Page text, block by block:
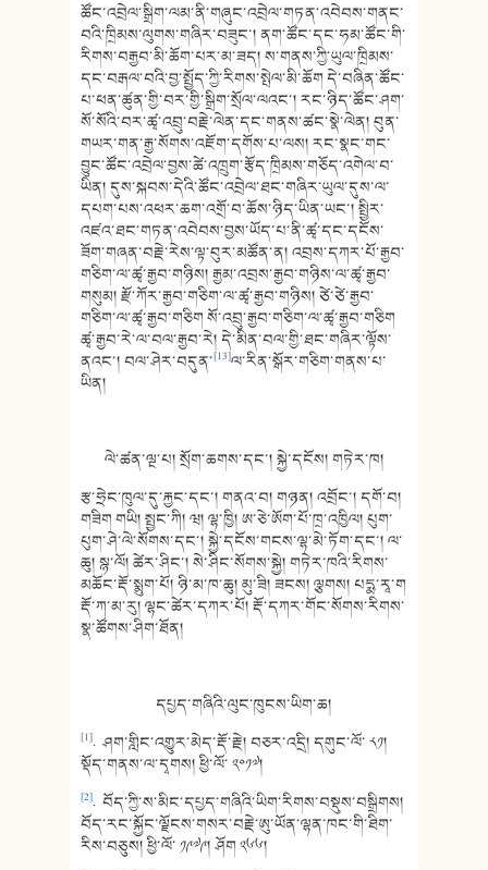
ཚོང་འབྲེལ་སྒྲིག་ལམ་ནི་གཞུང་འབྲེལ་གཏན་འབེབས་གནང་
བའི་ཁྲིམས་ལུགས་གཞིར་བཟུང་། ནག་ཚོང་དང་ཧམ་ཚོང་གི་
རིགས་བརྒྱབ་མི་ཆོག་པར་མ་ཟད། ས་གནས་ཀྱི་ཡུལ་ཁྲིམས་
དང་བརྒལ་བའི་བྱ་སྤྱོད་ཀྱི་རིགས་སྤེལ་མི་ཆོག དེ་བཞིན་ཚོང་
པ་ཕན་ཚུན་གྱི་བར་གྱི་སྒྲིག་སྲོལ་ལའང་། རང་ཉིད་ཚོང་ཤག་
སོ་སོའི་བར་ཚྭ་འབྲུ་བརྗེ་ལེན་དང་གནས་ཚང་སྣེ་ལེན། བུན་
གཡར་གན་རྒྱ་སོགས་འཇོག་དགོས་པ་ལས། རང་སྣང་གང་
བྱུང་ཚོང་འབྲེལ་བྱས་ཚེ་འཁྲུག་རྩོད་ཁྲིམས་གཅོད་འགེལ་བ་
ཡིན། དུས་སྐབས་དེའི་ཚོང་འབྲེལ་ཐང་གཞིར་ཡུལ་དུས་ལ་
དཔག་པས་འཕར་ཆག་འགྲོ་བ་ཆོས་ཉིད་ཡིན་ཡང་། སྤྱིར་
འཛའ་ཐང་གཏན་འབེབས་བྱས་ཡོད་པ་ནི་ཚྭ་དང་དངོས་
ཟོག་གཞན་བརྗེ་རེས་ལྟ་བུར་མཚོན་ན། འབྲས་དཀར་པོ་རྒྱབ་
གཅིག་ལ་ཚྭ་རྒྱབ་གཉིས། རྒྱམ་འབྲས་རྒྱབ་གཉིས་ལ་ཚྭ་རྒྱབ་
གསུམ། རྫོ་ཀོར་རྒྱབ་གཅིག་ལ་ཚྭ་རྒྱབ་གཉིས། ཙེ་ཙེ་རྒྱབ་
གཅིག་ལ་ཚྭ་རྒྱབ་གཅིག སོ་འབྲུ་རྒྱབ་གཅིག་ལ་ཚྭ་རྒྱབ་གཅིག
ཚྭ་རྒྱབ་རེ་ལ་བལ་རྒྱབ་རེ། དེ་མིན་བལ་གྱི་ཐང་གཞིར་ལྟོས་
ནའང་། བལ་ཤེར་བདུན་[13]ལ་རིན་སྒོར་གཅིག་གནས་པ་
ཡིན།
ལེ་ཚན་ལྔ་པ། སྲོག་ཆགས་དང་། སྐྱེ་དངོས། གཏེར་ཁ།
རྩ་ཧྲེང་ཁུལ་དུ་རྐྱང་དང་། གནའ་བ། གཉན། འབྲོང་། དགོ་བ།
གཟིག གཡི། སྤྱང་ཀི། ཝ། ལྷ་ཁྱི། ཨ་ཅེ་ཨོག་པོ་ཁྲ་འཁྱིལ། པུག་
པུག་ཤེ་ལེ་སོགས་དང་། སྐྱེ་དངོས་གངས་ལྷ་མེ་ཏོག་དང་། ལ་
ཆུ། སྙ་ལོ། ཚེར་ཤིང་། སེ་ཤིང་སོགས་སྐྱེ། གཏེར་ཁའི་རིགས་
མཆོང་རྡོ་སྨུག་པོ། ཉི་མ་ཁ་ཆུ། མུ་ཟི། ཟངས། ལྕགས། པདྨ་རཱ་ག
རྡོ་ཀ་མ་རུ། ལྷང་ཚེར་དཀར་པོ། རྡོ་དཀར་གོང་སོགས་རིགས་
སྣ་ཚོགས་ཤིག་ཐོན།
དཔྱད་གཞིའི་ལུང་ཁུངས་ཡིག་ཆ།
[1]. ཤག་གླིང་འགྱུར་མེད་རྡོ་རྗེ། བཅར་འདྲི། དགུང་ལོ་ ༨༡།
སྡོད་གནས་ལ་དྭགས། ཕྱི་ལོ་ ༢༠༡༧།
[2]. བོད་ཀྱི་ས་མིང་དཔྱད་གཞིའི་ཡིག་རིགས་བསྡུས་བསྒྲིགས།
བོད་རང་སྐྱོང་ལྗོངས་གསར་བརྗེ་ཨུ་ཡོན་ལྷན་ཁང་གི་ཐིག་
རིས་བཅུས། ཕྱི་ལོ་ ༡༩༧༩། ཤོག ༢༦༦།